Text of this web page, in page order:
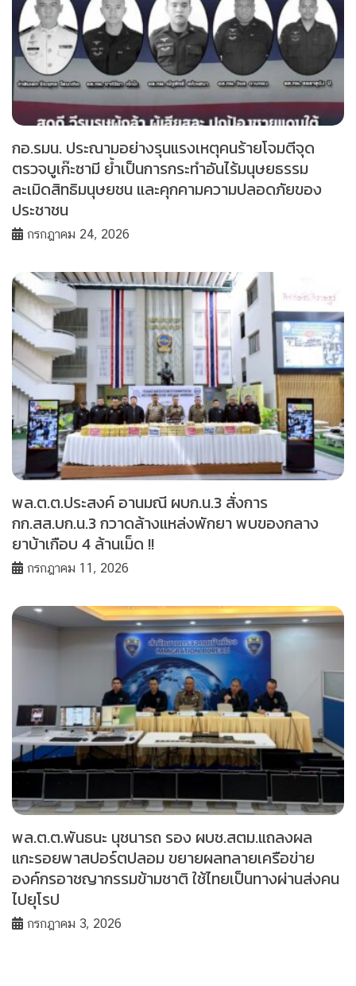
กอ.รมน. ประณามอย่างรุนแรงเหตุคนร้ายโจมตีจุด
ตรวจบูเก๊ะซามี ย้ำเป็นการกระทำอันไร้มนุษยธรรม
ละเมิดสิทธิมนุษยชน และคุกคามความปลอดภัยของ
ประชาชน
กรกฎาคม 24, 2026
พล.ต.ต.ประสงค์ อานมณี ผบก.น.3 สั่งการ
กก.สส.บก.น.3 กวาดล้างแหล่งพักยา พบของกลาง
ยาบ้าเกือบ 4 ล้านเม็ด !!
กรกฎาคม 11, 2026
พล.ต.ต.พันธนะ นุชนารถ รอง ผบช.สตม.แถลงผล
แกะรอยพาสปอร์ตปลอม ขยายผลทลายเครือข่าย
องค์กรอาชญากรรมข้ามชาติ ใช้ไทยเป็นทางผ่านส่งคน
ไปยุโรป
กรกฎาคม 3, 2026